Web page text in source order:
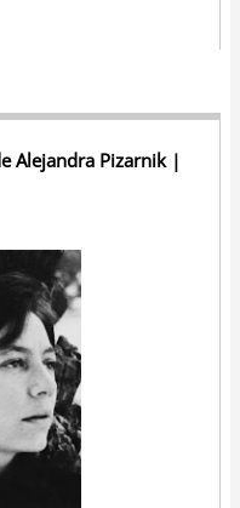
Alejandra Pizarnik |